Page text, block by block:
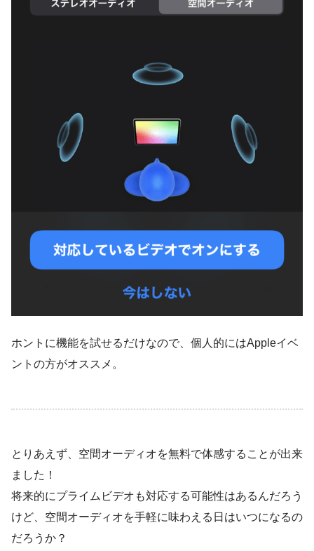
ホントに機能を試せるだけなので、個人的にはAppleイベ
ントの方がオススメ。
とりあえず、空間オーディオを無料で体感することが出来
ました！
将来的にプライムビデオも対応する可能性はあるんだろう
けど、空間オーディオを手軽に味わえる日はいつになるの
だろうか？